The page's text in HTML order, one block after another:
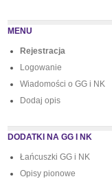
MENU
Rejestracja
Logowanie
Wiadomości o GG i NK
Dodaj opis
DODATKI NA GG I NK
Łańcuszki GG i NK
Opisy pionowe